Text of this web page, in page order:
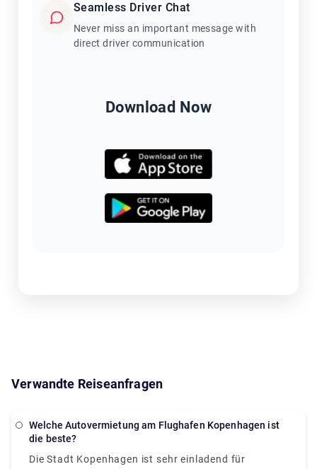
Seamless Driver Chat
Never miss an important message with
direct driver communication
Download Now
Verwandte Reiseanfragen
Welche Autovermietung am Flughafen Kopenhagen ist
die beste?
Die Stadt Kopenhagen ist sehr einladend für